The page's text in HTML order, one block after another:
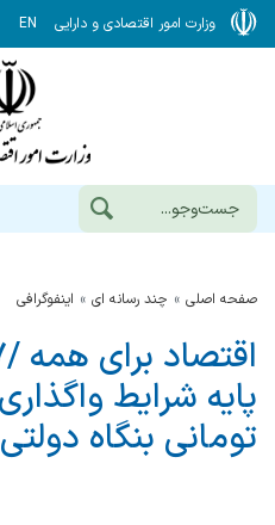
وزارت امور اقتصادی و دارایی EN
صفحه اصلی چند رسانه ای اینفوگرافی
تومانی بنگاه دولتی